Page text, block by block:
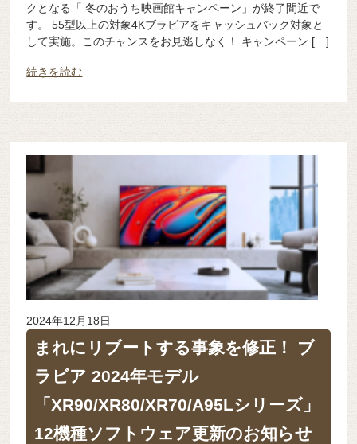
クとなる「 冬のおうち映画館キャンペーン」が終了間近で
す。 55型以上の対象4Kブラビアをキャッシュバック対象と
して実施。このチャンスをお見逃しなく！ キャンペーン […]
続きを読む
2024年12月18日
まれにリブートする事象を修正！ ブ
ラビア 2024年モデル
「XR90/XR80/XR70/A95Lシリーズ」
12機種ソフトウェア更新のお知らせ